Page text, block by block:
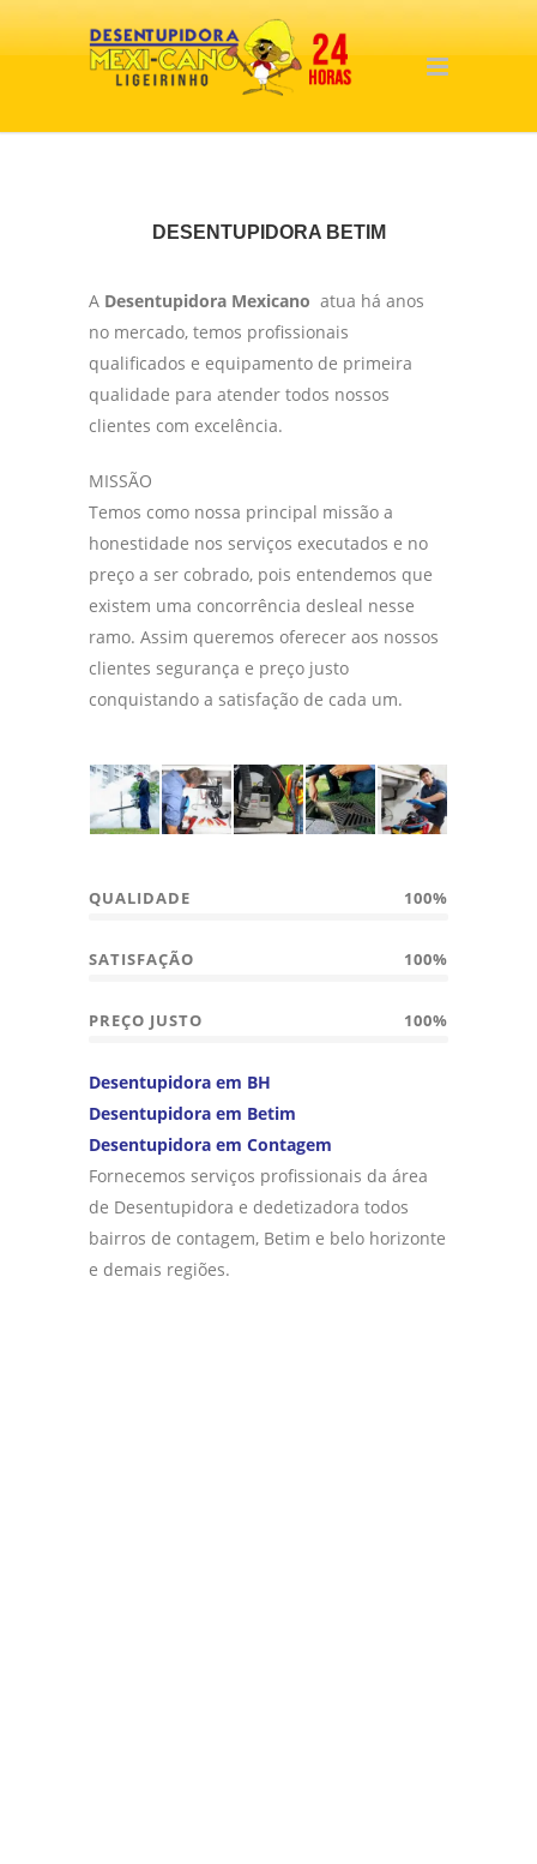
DESENTUPIDORA BETIM
A Desentupidora Mexicano atua há anos
no mercado, temos profissionais
qualificados e equipamento de primeira
qualidade para atender todos nossos
clientes com excelência.
MISSÃO
Temos como nossa principal missão a
honestidade nos serviços executados e no
preço a ser cobrado, pois entendemos que
existem uma concorrência desleal nesse
ramo. Assim queremos oferecer aos nossos
clientes segurança e preço justo
conquistando a satisfação de cada um.
QUALIDADE 100%
SATISFAÇÃO 100%
PREÇO JUSTO 100%
Desentupidora em BH
Desentupidora em Betim
Desentupidora em Contagem
Fornecemos serviços profissionais da área
de Desentupidora e dedetizadora todos
bairros de contagem, Betim e belo horizonte
e demais regiões.